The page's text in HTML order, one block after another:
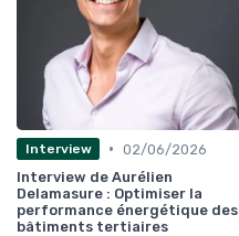
Interview • 02/06/2026
Interview de Aurélien
Delamasure : Optimiser la
performance énergétique des
bâtiments tertiaires